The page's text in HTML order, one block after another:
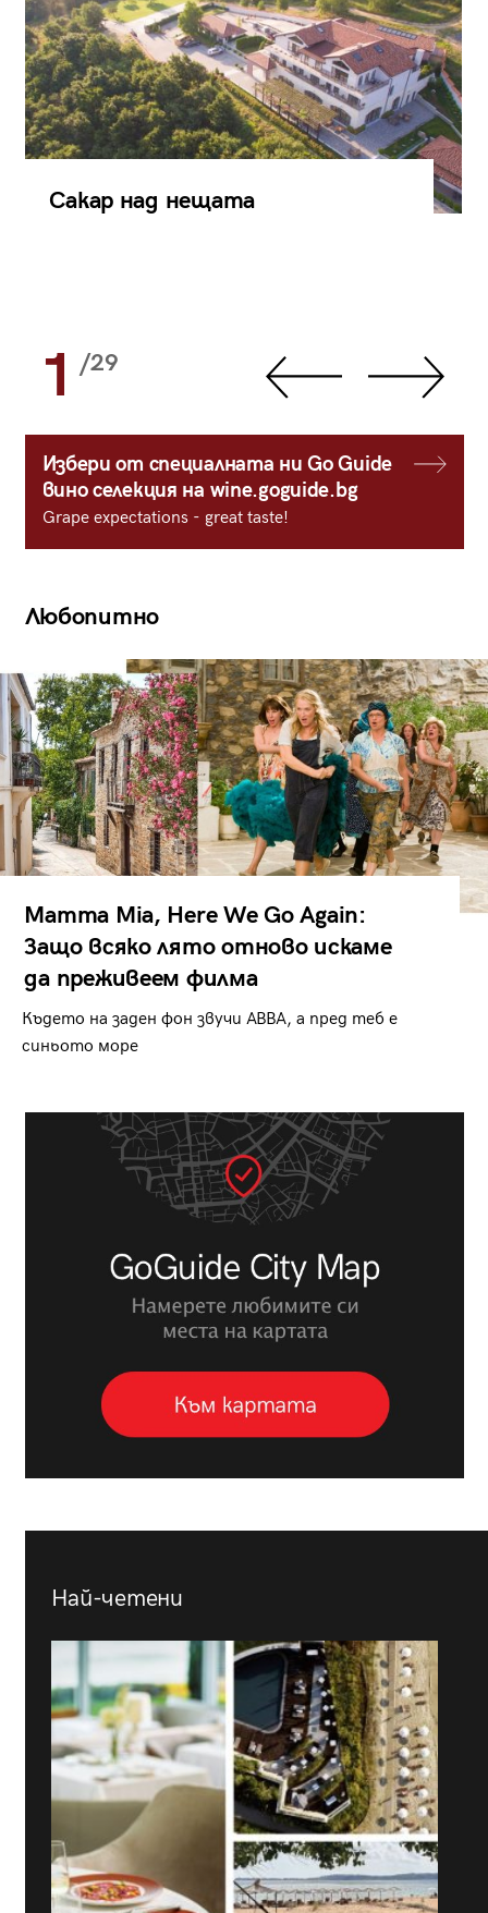
Сакар над нещата
1 /29
Избери от специалната ни Go Guide
вино селекция на wine.goguide.bg
Grape expectations - great taste!
Любопитно
Mamma Mia, Here We Go Again:
Защо всяко лято отново искаме
да преживеем филма
Където на заден фон звучи ABBA, а пред теб е
синьото море
Най-четени